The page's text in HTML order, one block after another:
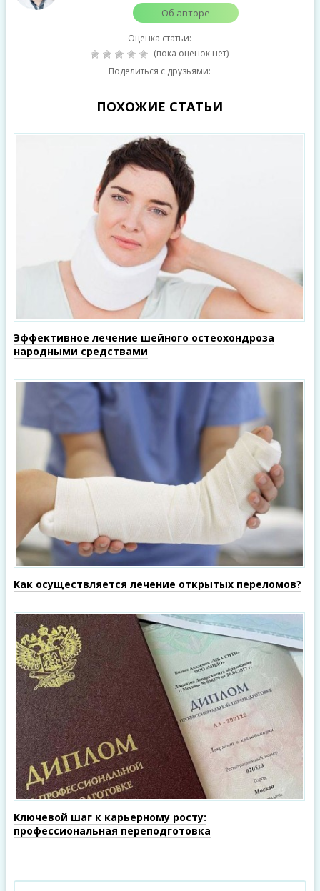
Об авторе
Оценка статьи:
(пока оценок нет)
Поделиться с друзьями:
ПОХОЖИЕ СТАТЬИ
Эффективное лечение шейного остеохондроза
народными средствами
Как осуществляется лечение открытых переломов?
Ключевой шаг к карьерному росту:
профессиональная переподготовка